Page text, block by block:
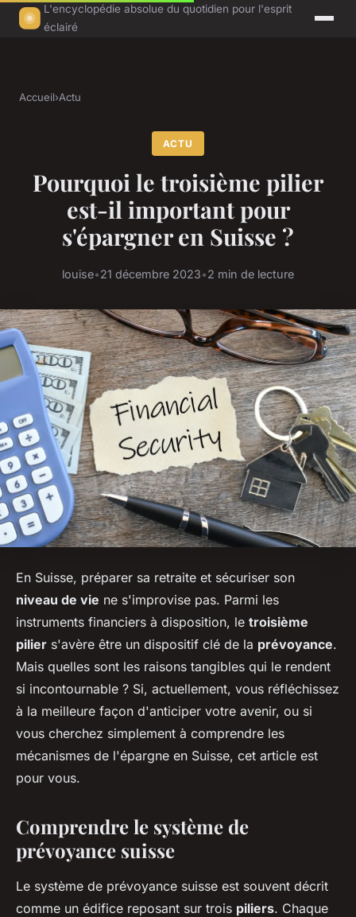
L'encyclopédie absolue du quotidien pour l'esprit
éclairé
Accueil›Actu
ACTU
Pourquoi le troisième pilier
est-il important pour
s'épargner en Suisse ?
louise•21 décembre 2023•2 min de lecture
En Suisse, préparer sa retraite et sécuriser son
niveau de vie ne s'improvise pas. Parmi les
instruments financiers à disposition, le troisième
pilier s'avère être un dispositif clé de la prévoyance.
Mais quelles sont les raisons tangibles qui le rendent
si incontournable ? Si, actuellement, vous réfléchissez
à la meilleure façon d'anticiper votre avenir, ou si
vous cherchez simplement à comprendre les
mécanismes de l'épargne en Suisse, cet article est
pour vous.
Comprendre le système de
prévoyance suisse
Le système de prévoyance suisse est souvent décrit
comme un édifice reposant sur trois piliers. Chaque